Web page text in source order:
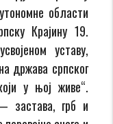
области
Крајину 19.
уставу,
држава српског
у њој живе“.
застава, грб и